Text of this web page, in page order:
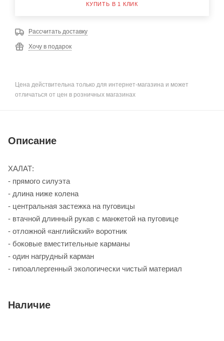
КУПИТЬ В 1 КЛИК
Рассчитать доставку
Хочу в подарок
Цена действительна только для интернет-магазина и может
отличаться от цен в розничных магазинах
Описание
ХАЛАТ:
- прямого силуэта
- длина ниже колена
- центральная застежка на пуговицы
- втачной длинный рукав с манжетой на пуговице
- отложной «английский» воротник
- боковые вместительные карманы
- один нагрудный карман
- гипоаллергенный экологически чистый материал
Наличие